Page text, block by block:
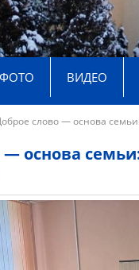
ФОТО ВИДЕО
слово — основа
— основа